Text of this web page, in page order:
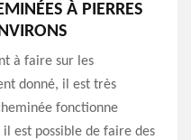
À PIERRES
à faire sur les
donné, il est très
fonctionne
est possible de faire des